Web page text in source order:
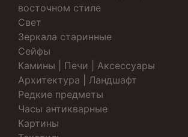
восточном стиле
Свет
Зеркала старинные
Cейфы
Камины | Печи | Аксессуары
Архитектура | Ландшафт
Редкие предметы
Часы антикварные
Картины